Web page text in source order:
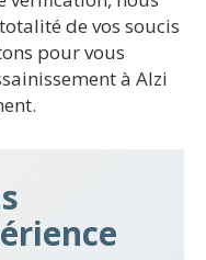
de vos soucis
pour vous
à Alzi